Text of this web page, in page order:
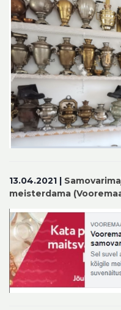
13.04.2021 |
meisterdama